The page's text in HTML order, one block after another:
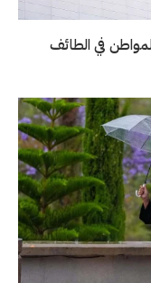
في الطائف